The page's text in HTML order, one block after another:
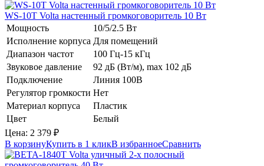
WS-10T Volta настенный громкоговоритель 10 Вт
Мощность
10/5/2.5 Вт
Исполнение корпуса Для помещений
Диапазон частот
100 Гц-15 кГц
Звуковое давление
92 дБ (Вт/м), max 102 дБ
Подключение
Линия 100В
Регулятор громкости Нет
Материал корпуса
Пластик
Цвет
Белый
Цена: 2 379 ₽
В корзинуКупить в 1 кликВ избранноеСравнить